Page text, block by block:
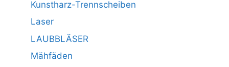
Kunstharz-Trennscheiben
Laser
LAUBBLÄSER
Mähfäden